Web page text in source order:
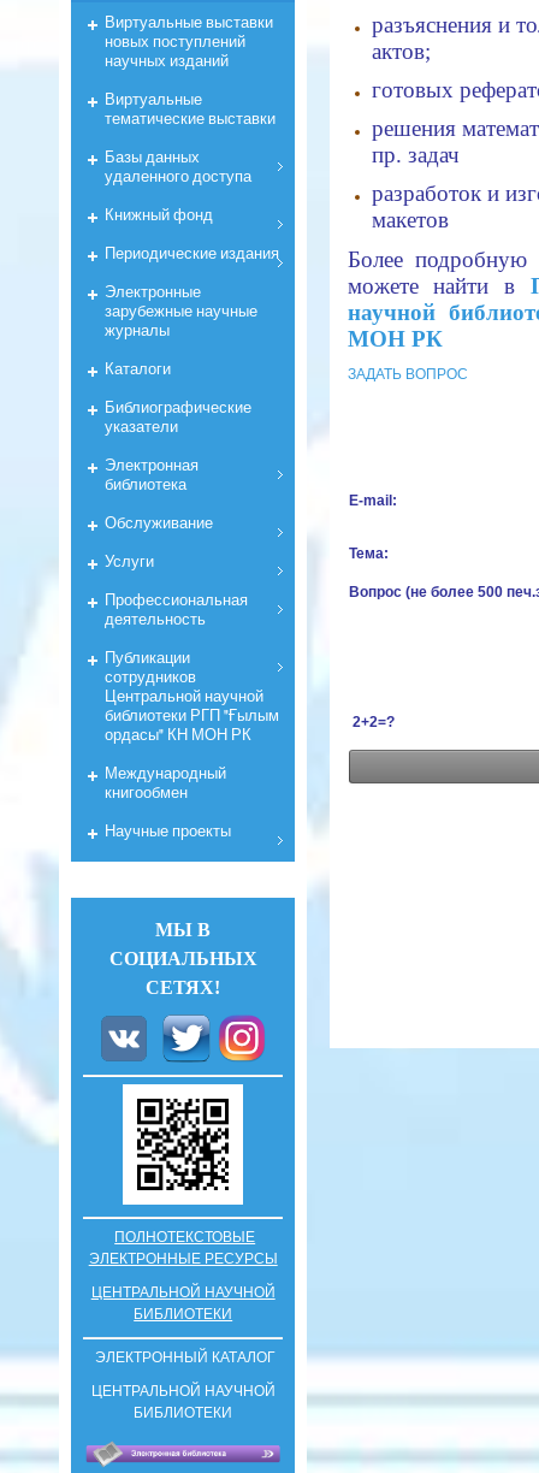
разъяснения и
актов;
готовых
решения
пр. задач
разработок и
макетов
Более
можете найти в
научной
МОН РК
ЗАДАТЬ ВОПРОС
E-mail:
Тема:
Вопрос (не более 500
2+2=?
Виртуальные выставки
новых поступлений
научных изданий
Виртуальные
тематические выставки
Базы данных
удаленного доступа
Книжный фонд
Периодические издания
Электронные
зарубежные научные
журналы
Каталоги
Библиографические
указатели
Электронная
библиотека
Обслуживание
Услуги
Профессиональная
деятельность
Публикации
сотрудников
Центральной научной
библиотеки РГП "Ғылым
ордасы" КН МОН РК
Международный
книгообмен
Научные проекты
МЫ В
СОЦИАЛЬНЫХ
СЕТЯХ!
ПОЛНОТЕКСТОВЫЕ
ЭЛЕКТРОННЫЕ РЕСУРСЫ
ЦЕНТРАЛЬНОЙ НАУЧНОЙ
БИБЛИОТЕКИ
ЭЛЕКТРОННЫЙ КАТАЛОГ
ЦЕНТРАЛЬНОЙ НАУЧНОЙ
БИБЛИОТЕКИ